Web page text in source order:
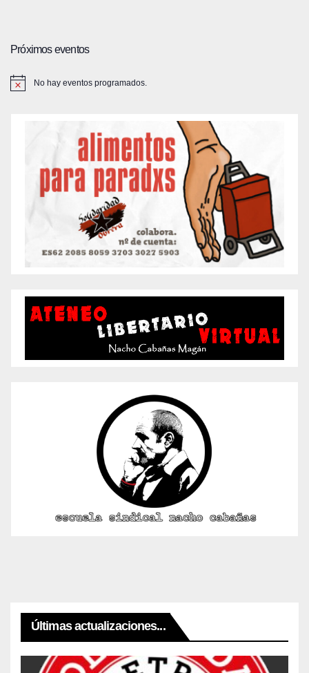
Próximos eventos
No hay eventos programados.
Últimas actualizaciones...